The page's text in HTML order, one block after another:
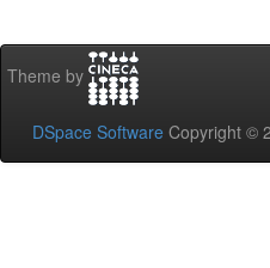
Theme by
DSpace Software Copyright ©